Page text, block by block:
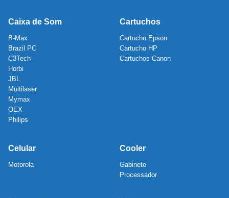
Caixa de Som
B-Max
Brazil PC
C3Tech
Horbi
JBL
Multilaser
Mymax
OEX
Philips
Cartuchos
Cartucho Epson
Cartucho HP
Cartuchos Canon
Celular
Motorola
Cooler
Gabinete
Processador